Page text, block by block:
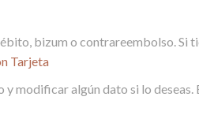
bizum o contrareembolso. Si
Tarjeta
modificar algún dato si lo